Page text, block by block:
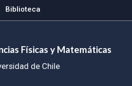
Biblioteca
Físicas y Matemáticas
de Chile